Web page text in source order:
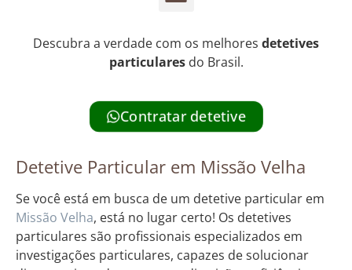
Descubra a verdade com os melhores detetives
particularesdo Brasil.
Contratar detetive
Detetive Particular em Missão Velha
Se você está em busca de um detetive particular em
Missão Velha, está no lugar certo! Os detetives
particulares são profissionais especializados em
investigações particulares, capazes de solucionar